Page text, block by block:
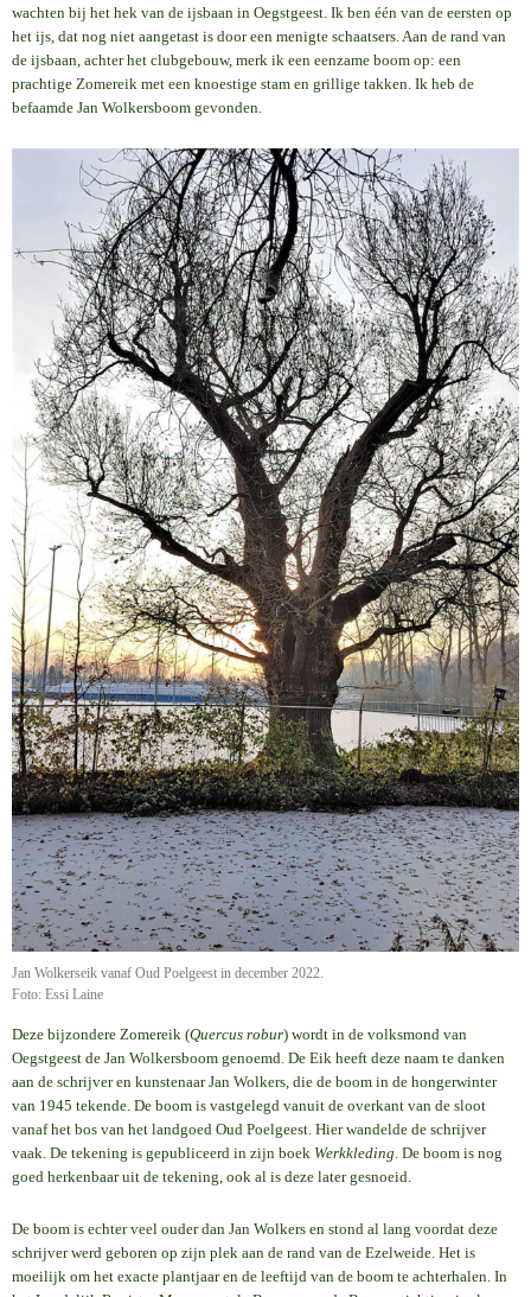
wachten bij het hek van de ijsbaan in Oegstgeest. Ik ben één van de eersten op
het ijs, dat nog niet aangetast is door een menigte schaatsers. Aan de rand van
de ijsbaan, achter het clubgebouw, merk ik een eenzame boom op: een
prachtige Zomereik met een knoestige stam en grillige takken. Ik heb de
befaamde Jan Wolkersboom gevonden.
Jan Wolkerseik vanaf Oud Poelgeest in december 2022.
Foto: Essi Laine
Deze bijzondere Zomereik (Quercus robur) wordt in de volksmond van
Oegstgeest de Jan Wolkersboom genoemd. De Eik heeft deze naam te danken
aan de schrijver en kunstenaar Jan Wolkers, die de boom in de hongerwinter
van 1945 tekende. De boom is vastgelegd vanuit de overkant van de sloot
vanaf het bos van het landgoed Oud Poelgeest. Hier wandelde de schrijver
vaak. De tekening is gepubliceerd in zijn boek Werkkleding . De boom is nog
goed herkenbaar uit de tekening, ook al is deze later gesnoeid.
De boom is echter veel ouder dan Jan Wolkers en stond al lang voordat deze
schrijver werd geboren op zijn plek aan de rand van de Ezelweide. Het is
moeilijk om het exacte plantjaar en de leeftijd van de boom te achterhalen. In